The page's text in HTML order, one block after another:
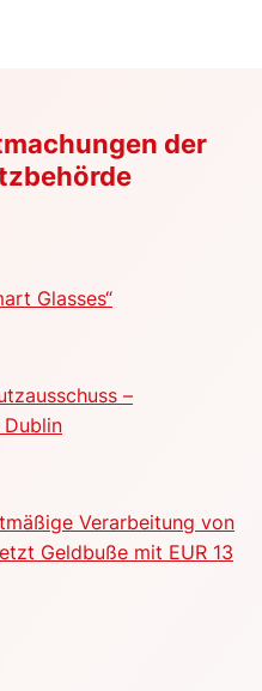
der
Glasses“
–
Verarbeitung von
Geldbuße mit EUR 13